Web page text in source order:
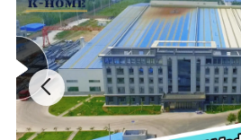
ข้า เฟรมเหล็ก เฟรมเหล็กเป็นฟิตติ้งเคลือบสังกะสี Q35;
ii. ฉนวนหุ้มหลังคา
เพดานเป็นเหล็กสีฟ้าเคลือบล่วงหน้า 0.4 มม . ด้านนอก
พร้อมวัสดุฉนวนแก้วขนสัตว์ 50 มม .
III
เพดานหลังคา
เพดานจะเป็นแผ่นเหล็กรูปทรงต่างๆ
ส่วนที่ 2
ระบบเสียงในที่ประชุม
ข้า
เฟรมเหล็ก
เหล็กชุบสังกะสีหนา 3 มม . สำหรับโครงสร้างหลัก +
ii.
ร่องหักเศษ 15 มม . + พื้นหนัง PVC
ส่วนที่ 3
ระบบคอลัมน์
คอลัมน์
เหล็กชุบสังกะสีทรง 2.5 มม
ส่วนที่ 4
ระบบผนังชนิดแซนด์วิช
แผงควบคุม
ติดผนัง
แผงแซนด์วิช EPS 75 มม ., แผ่นเหล็กสี 0.42 มม . ความ
ม .3 สัมประสิทธิ์หุ้มความร้อนเท่ากับ 0.041m.w สัมประสิ
6 แผงหลังคา
แผงแซนด์วิช EPS 50 มม ., แผ่นเหล็กสี 0.42 มม ., ความ
ความร้อนความร้อน 0.041w/m.k สัมประสิทธิ์การถ่ายโอ
7
1
ประตูเหล็กนิรภัยที่มีขนาด 840 x 1950 มม . ได้รับการต
จากสแตนเลสสตีลหนา 50 มม
ประตู (D-3)
แผงปิดแซนด์วิช EPS ที่มีขนาด 750x2000 มม . มีตัวล็อคท
ฉนวนหุ้มฉนวนหุ้ม EPS หนา 50 มม .